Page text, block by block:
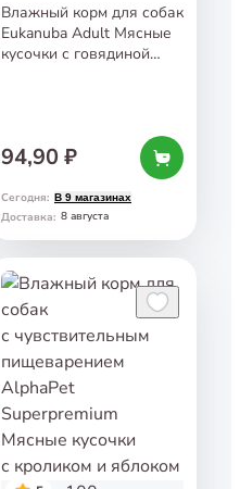
Влажный корм для собак
Eukanuba Adult Мясные
кусочки с говядиной
94,90 ₽
Сегодня: В 9 магазинах
Доставка: 8 августа